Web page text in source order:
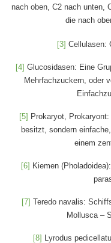
nach oben, C2 nach unten,
die nach
[3] Cellulasen:
[4] Glucosidasen: Eine
Mehrfachzuckern, oder
[5] Prokaryot,
besitzt, sondern
einem
[6] Kiemen
[7] Teredo navalis:
Mollusca –
[8] Lyrodus